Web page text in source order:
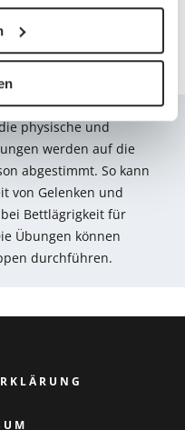
finden Sie im Portal
Physiotherapie.
physische und
werden auf die
abgestimmt. So kann
von Gelenken und
Bettlägrigkeit für
Übungen können
durchführen.